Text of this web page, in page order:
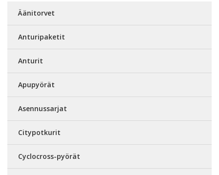
Äänitorvet
Anturipaketit
Anturit
Apupyörät
Asennussarjat
Citypotkurit
Cyclocross-pyörät